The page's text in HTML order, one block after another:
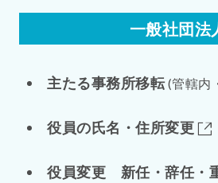
一般社団法
主たる事務所移転(管轄内
役員の氏名・住所変更
役員変更 新任・辞任・